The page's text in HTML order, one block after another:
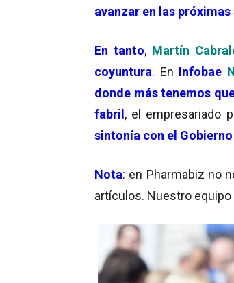
avanzar en las próximas
En tanto, Martín
coyuntura. En Infobae
donde más tenemos
fabril, el empresariado
sintonía con el Gobierno
Nota: en Pharmabiz no
artículos. Nuestro